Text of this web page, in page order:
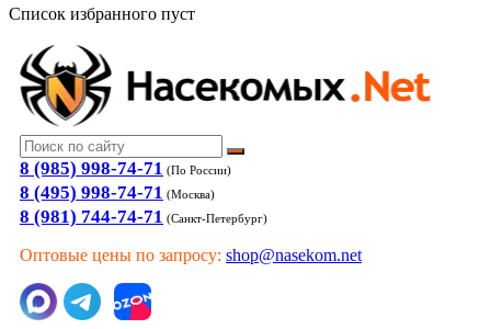
Список избранного пуст
8 (985) 998-74-71 (По России)
8 (495) 998-74-71 (Москва)
8 (981) 744-74-71 (Санкт-Петербург)
Оптовые цены по запросу: shop@nasekom.net